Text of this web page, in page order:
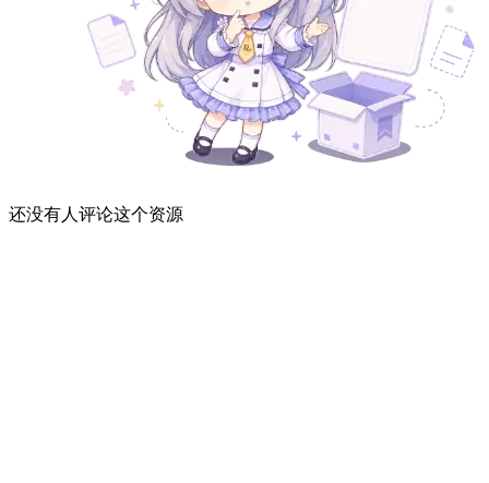
还没有人评论这个资源